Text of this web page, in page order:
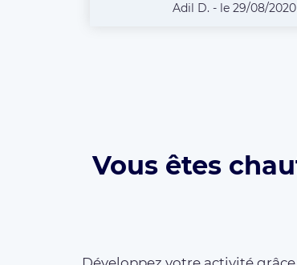
Adil D. - le 29/08/2020
Vous êtes